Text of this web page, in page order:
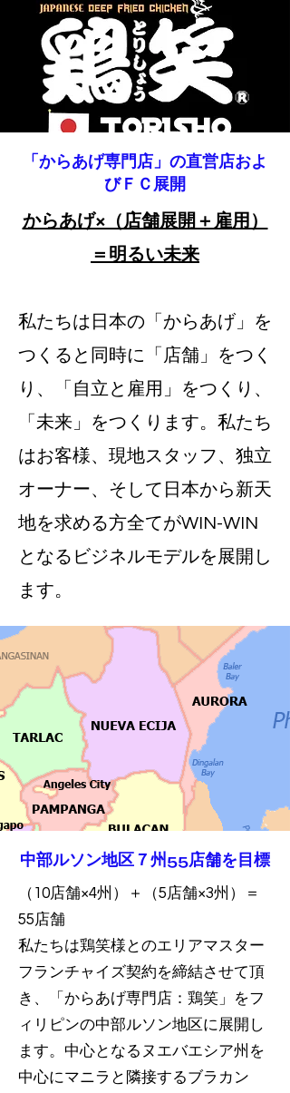
「からあげ専門店」の直営店およ
びＦＣ展開
からあげ×（店舗展開＋雇用）
＝明るい未来
私たちは日本の「からあげ」を
つくると同時に「店舗」をつく
り、「自立と雇用」をつくり、
「未来」をつくります。私たち
はお客様、現地スタッフ、独立
オーナー、そして日本から新天
地を求める方全てがWIN-WIN
となるビジネルモデルを展開し
ます。
中部ルソン地区７州55店舗を目標
（10店舗×4州）＋（5店舗×3州）＝
55店舗
私たちは鶏笑様とのエリアマスター
フランチャイズ契約を締結させて頂
き、「からあげ専門店：鶏笑」をフ
ィリピンの中部ルソン地区に展開し
ます。中心となるヌエバエシア州を
中心にマニラと隣接するブラカン